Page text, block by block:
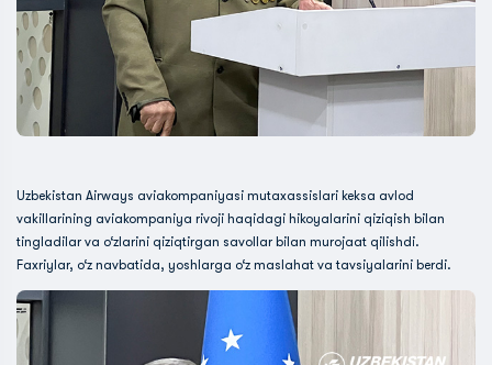
Uzbekistan Airways aviakompaniyasi mutaxassislari keksa avlod
vakillarining aviakompaniya rivoji haqidagi hikoyalarini qiziqish bilan
tingladilar va o‘zlarini qiziqtirgan savollar bilan murojaat qilishdi.
Faxriylar, o‘z navbatida, yoshlarga o‘z maslahat va tavsiyalarini berdi.